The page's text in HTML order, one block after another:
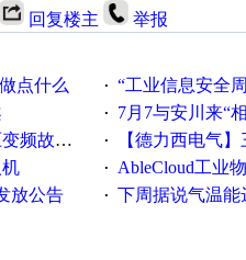
回复楼主 举报
点什么 · “工业信息安全周之我见”
· 7月7与安川来“
样解决的！ · 【德力西电气】三
· AbleCloud工业物联
放公告 · 下周据说气温能